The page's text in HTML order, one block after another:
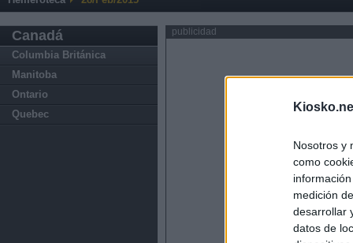
Nosotros y
como
medición
desarrollar
datos de
Canadá
Columbia Británica
Manitoba
Ontario
Quebec
publicidad